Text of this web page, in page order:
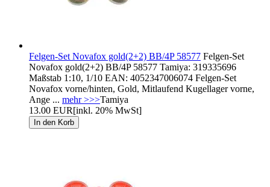
Felgen-Set Novafox gold(2+2) BB/4P 58577 Felgen-Set
Novafox gold(2+2) BB/4P 58577 Tamiya: 319335696
Maßstab 1:10, 1/10 EAN: 4052347006074 Felgen-Set
Novafox vorne/hinten, Gold, Mitlaufend Kugellager vorne,
Ange ... mehr >>>Tamiya
13.00 EUR[inkl. 20% MwSt]